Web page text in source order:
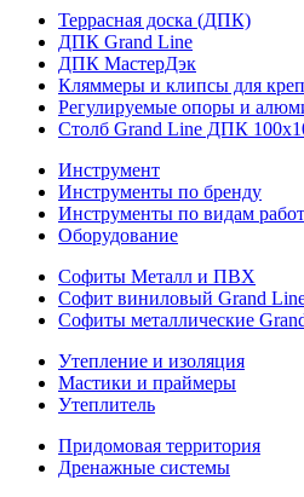
Террасная доска (ДПК)
ДПК Grand Line
ДПК МастерДэк
Кляммеры и клипсы для
Регулируемые опоры и
Столб Grand Line ДПК
Инструмент
Инструменты по бренду
Инструменты по видам работ
Оборудование
Софиты Металл и ПВХ
Софит виниловый Grand
Софиты металлические
Утепление и изоляция
Мастики и праймеры
Утеплитель
Придомовая территория
Дренажные системы